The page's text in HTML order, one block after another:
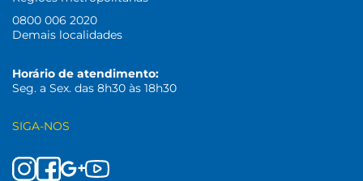
0800 006 2020
Demais localidades
Horário de atendimento:
Seg. a Sex. das 8h30 às 18h30
SIGA-NOS